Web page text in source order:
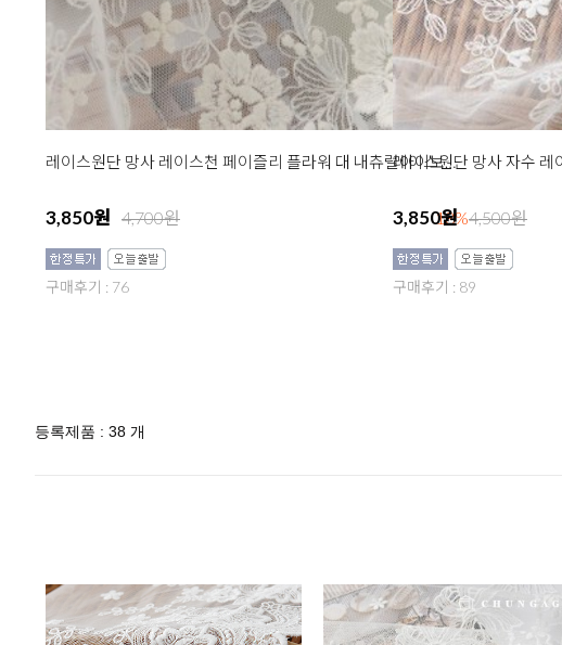
레이스원단 망사 레이스천 페이즐리 플라워 대 내츄럴아이보리 R016
3,850원 4,700원 18%
구매후기 : 76
레이스원단 망사 자수
3,850원 4,500원
구매후기 : 89
등록제품 : 38 개